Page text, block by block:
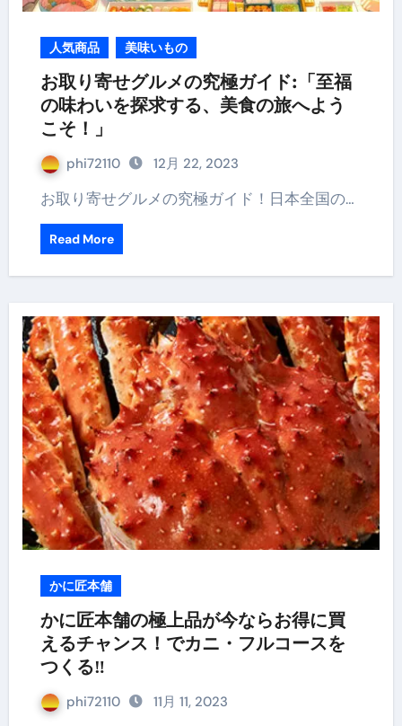
人気商品 美味いもの
お取り寄せグルメの究極ガイド:「至福
の味わいを探求する、美食の旅へよう
こそ！」
phi72110 12月 22, 2023
お取り寄せグルメの究極ガイド！日本全国の…
Read More
かに匠本舗
かに匠本舗の極上品が今ならお得に買
えるチャンス！でカニ・フルコースを
つくる‼
phi72110 11月 11, 2023